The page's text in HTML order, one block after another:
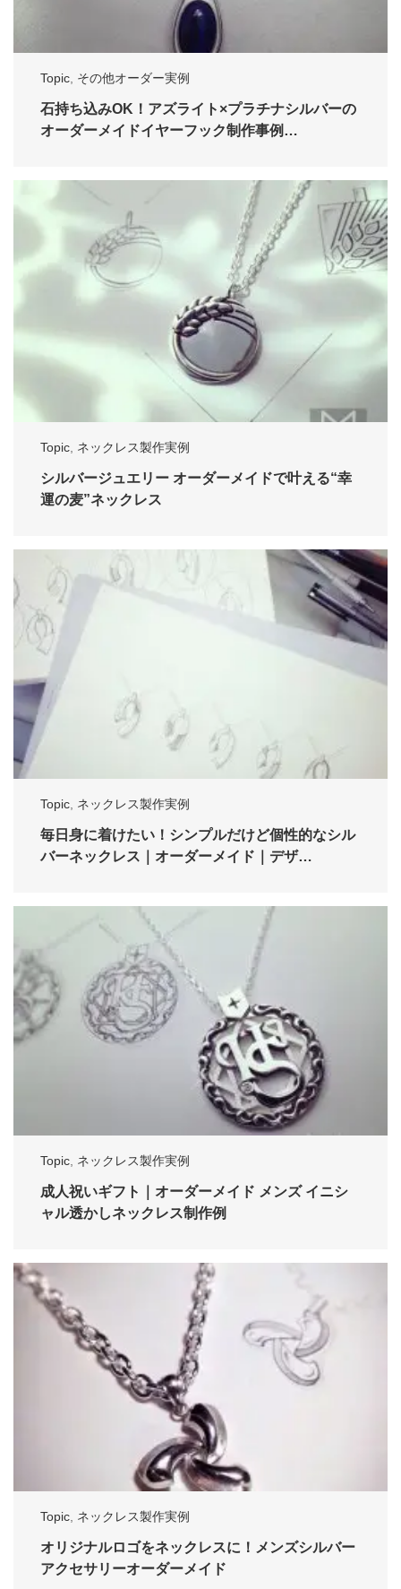
Topic その他オーダー実例
石持ち込みOK！アズライト×プラチナシルバーの
オーダーメイドイヤーフック制作事例…
Topic ネックレス製作実例
シルバージュエリー オーダーメイドで叶える“幸
運の麦”ネックレス
Topic ネックレス製作実例
毎日身に着けたい！シンプルだけど個性的なシル
バーネックレス｜オーダーメイド｜デザ…
Topic ネックレス製作実例
成人祝いギフト｜オーダーメイド メンズ イニシ
ャル透かしネックレス制作例
Topic, ネックレス製作実例
オリジナルロゴをネックレスに！メンズシルバー
アクセサリーオーダーメイド